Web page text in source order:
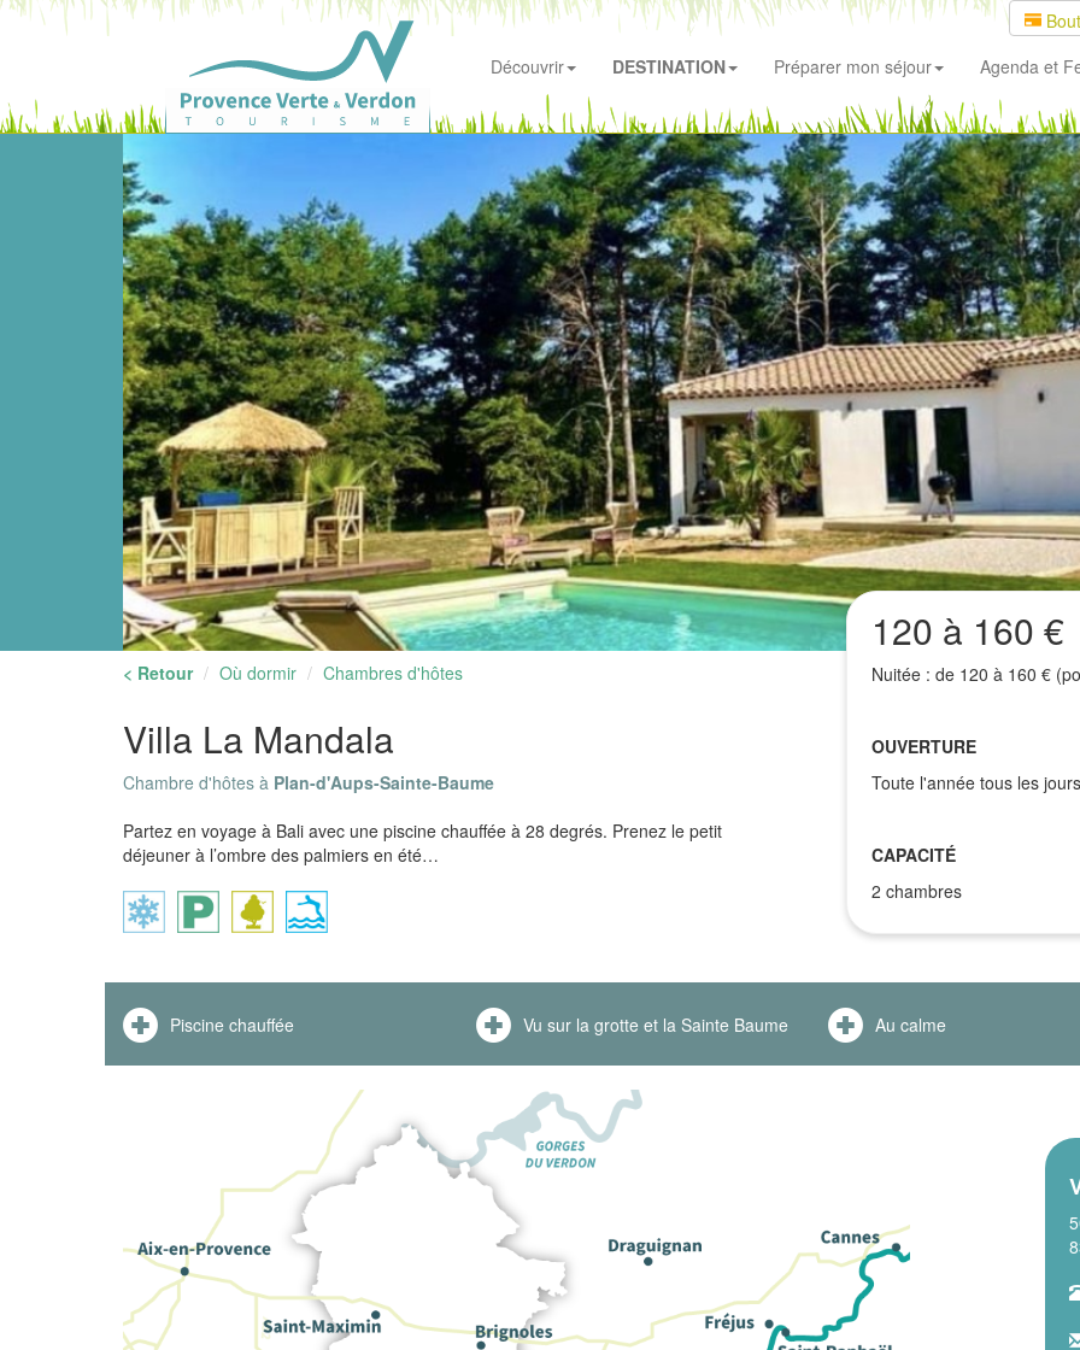
Découvrir
DESTINATION Préparer mon séjour Agenda et
< Retour Où dormir Chambres d'hôtes
Villa La Mandala
Chambre d'hôtes à Plan-d'Aups-Sainte-Baume
Partez en voyage à Bali avec une piscine chauffée à 28 degrés. Prenez le petit
déjeuner à l’ombre des palmiers en été…
120 à 160 €
Nuitée : de 120 à 160 €
OUVERTURE
Toute l'année tous les
CAPACITÉ
2 chambres
Piscine chauffée Vu sur la grotte et la Sainte Baume Au calme